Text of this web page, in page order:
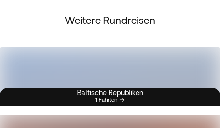
Weitere Rundreisen
Baltische Republiken
1 Fahrten